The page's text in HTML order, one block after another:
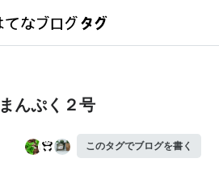
まんぷく２号
このタグでブログを書く